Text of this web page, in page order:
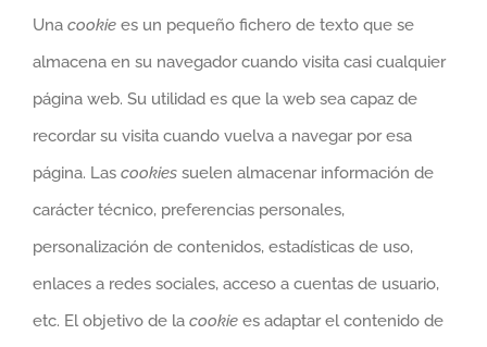
Una cookie es un pequeño fichero de texto que se
almacena en su navegador cuando visita casi cualquier
página web. Su utilidad es que la web sea capaz de
recordar su visita cuando vuelva a navegar por esa
página. Las cookies suelen almacenar información de
carácter técnico, preferencias personales,
personalización de contenidos, estadísticas de uso,
enlaces a redes sociales, acceso a cuentas de usuario,
etc. El objetivo de la cookie es adaptar el contenido de